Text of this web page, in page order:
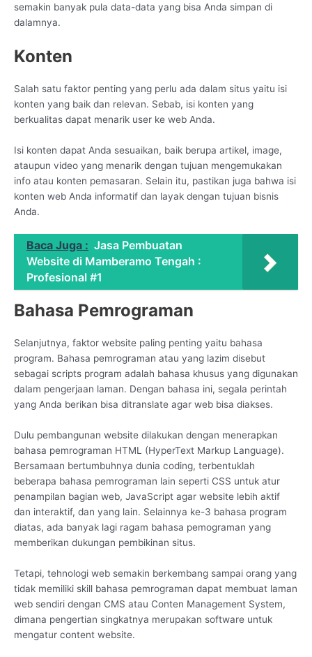
semakin banyak pula data-data yang bisa Anda simpan di
dalamnya.
Konten
Salah satu faktor penting yang perlu ada dalam situs yaitu isi
konten yang baik dan relevan. Sebab, isi konten yang
berkualitas dapat menarik user ke web Anda.
Isi konten dapat Anda sesuaikan, baik berupa artikel, image,
ataupun video yang menarik dengan tujuan mengemukakan
info atau konten pemasaran. Selain itu, pastikan juga bahwa isi
konten web Anda informatif dan layak dengan tujuan bisnis
Anda.
Baca Juga : Jasa Pembuatan
Website di Mamberamo Tengah :
Profesional #1
Bahasa Pemrograman
Selanjutnya, faktor website paling penting yaitu bahasa
program. Bahasa pemrograman atau yang lazim disebut
sebagai scripts program adalah bahasa khusus yang digunakan
dalam pengerjaan laman. Dengan bahasa ini, segala perintah
yang Anda berikan bisa ditranslate agar web bisa diakses.
Dulu pembangunan website dilakukan dengan menerapkan
bahasa pemrograman HTML (HyperText Markup Language).
Bersamaan bertumbuhnya dunia coding, terbentuklah
beberapa bahasa pemrograman lain seperti CSS untuk atur
penampilan bagian web, JavaScript agar website lebih aktif
dan interaktif, dan yang lain. Selainnya ke-3 bahasa program
diatas, ada banyak lagi ragam bahasa pemograman yang
memberikan dukungan pembikinan situs.
Tetapi, tehnologi web semakin berkembang sampai orang yang
tidak memiliki skill bahasa pemrograman dapat membuat laman
web sendiri dengan CMS atau Conten Management System,
dimana pengertian singkatnya merupakan software untuk
mengatur content website.